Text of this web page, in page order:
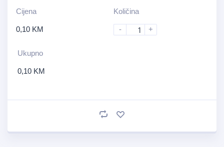
Cijena
0,10 KM
Količina
- +
Ukupno
0,10 KM